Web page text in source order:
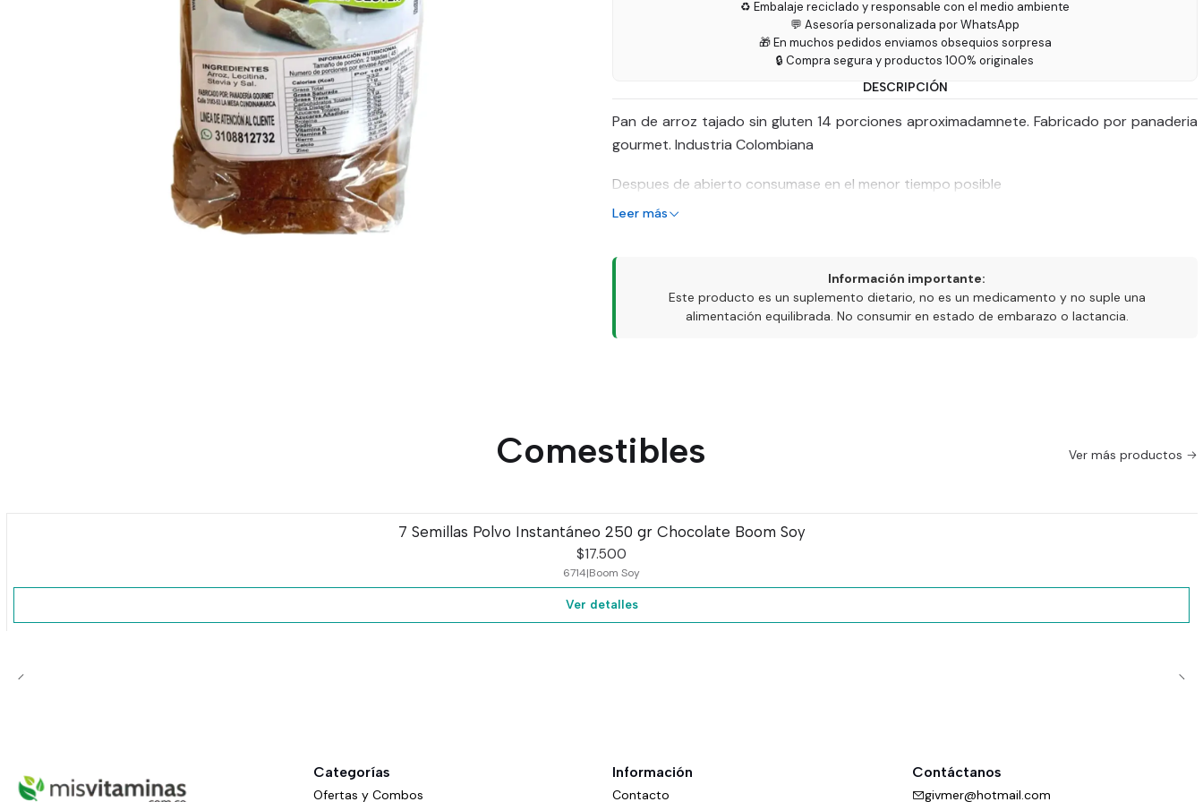
♻️ Embalaje reciclado y responsable con el medio ambiente
💬 Asesoría personalizada por WhatsApp
🎁 En muchos pedidos enviamos obsequios sorpresa
🔒 Compra segura y productos 100% originales
DESCRIPCIÓN
Pan de arroz tajado sin gluten 14 porciones aproximadamnete. Fabricado por panaderia
gourmet. Industria Colombiana
Despues de abierto consumase en el menor tiempo posible
Leer más
Información importante:
Este producto es un suplemento dietario, no es un medicamento y no suple una
alimentación equilibrada. No consumir en estado de embarazo o lactancia.
Comestibles Ver más productos
7 Semillas Polvo Instantáneo 250 gr Chocolate Boom Soy
$17.500
6714|Boom Soy
Ver detalles
Categorías
Ofertas y Combos
Información
Contacto
Contáctanos
givmer@hotmail.com